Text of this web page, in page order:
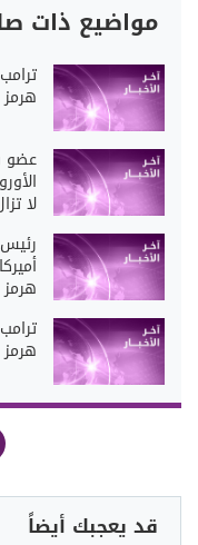
مواضيع ذات
هرمز
عضو
لا
هرمز
قد يعجبك أيضاً